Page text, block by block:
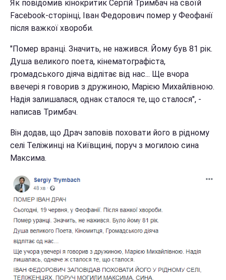
Як повідомив кінокритик Сергій Тримбач на своїй
Facebook-сторінці, Іван Федорович помер у Феофанії
після важкої хвороби.
"Помер вранці. Значить, не нажився. Йому був 81 рік.
Душа великого поета, кінематографіста,
громадського діяча відлітає від нас... Ще вчора
ввечері я говорив з дружиною, Марією Михайлівною.
Надія залишалася, однак сталося те, що сталося", -
написав Тримбач.
Він додав, що Драч заповів поховати його в рідному
селі Теліжинці на Київщині, поруч з могилою сина
Максима.